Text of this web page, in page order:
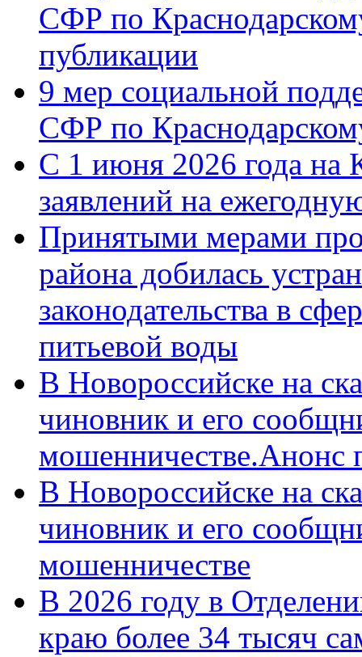
СФР по
публикации
9 мер социальной
СФР по
С 1 июня 2026 года на
заявлений на
Принятыми мерами
района добилась
законодательства в
питьевой воды
В Новороссийске на
чиновник и его
мошенничестве.Анонс
В Новороссийске на
чиновник и его
мошенничестве
В 2026 году в
краю более 34 тысяч